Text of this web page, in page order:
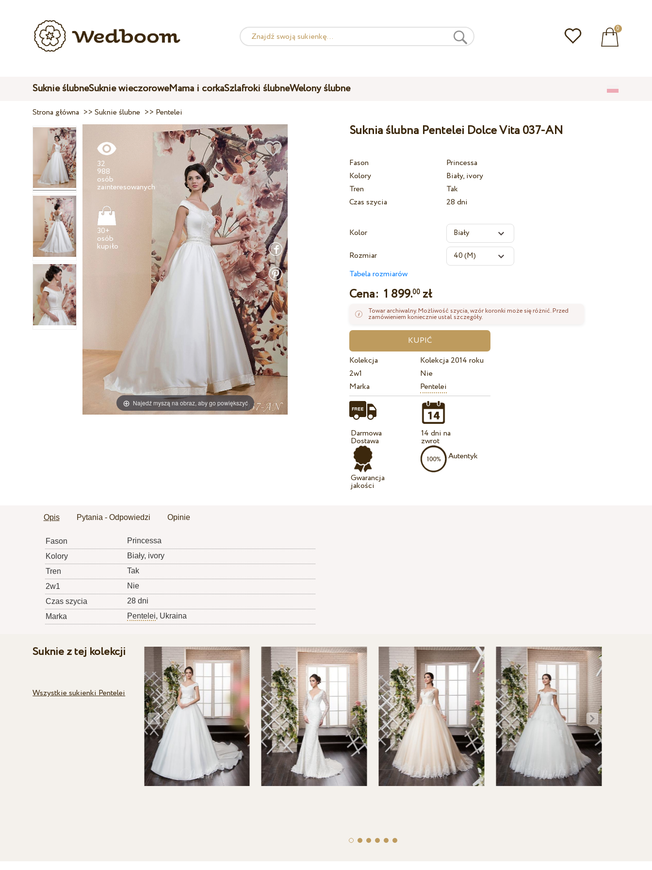
0
Suknie ślubneSuknie wieczoroweMama i corkaSzlafroki ślubneWelony ślubne
Strona główna >>Suknie ślubne >> Pentelei
Najedź myszą na obraz, aby go powiększyć
32
988
osób
30+
osób
Suknia ślubna Pentelei Dolce Vita 037-AN
Fason
Princessa
Kolory
Biały, ivory
Tren
Tak
Czas szycia
28 dni
Kolor
Rozmiar
Tabela rozmiarów
Cena:1 899.00 zł
Towar archiwalny. Możliwość szycia, wzór koronki może się różnić. Przed
zamówieniem koniecznie ustal szczegóły.
Kolekcja
Kolekcja 2014 roku
2w1
Nie
Marka
Pentelei
Darmowa
Dostawa
Gwarancja
jakości
14 dni na
zwrot
Autentyk
Opis Pytania - Odpowiedzi Opinie
Fason
Princessa
Kolory
Biały, ivory
Tren
Tak
2w1
Nie
Czas szycia
28 dni
Marka
Pentelei, Ukraina
Suknie z tej kolekcji
Wszystkie sukienki Pentelei